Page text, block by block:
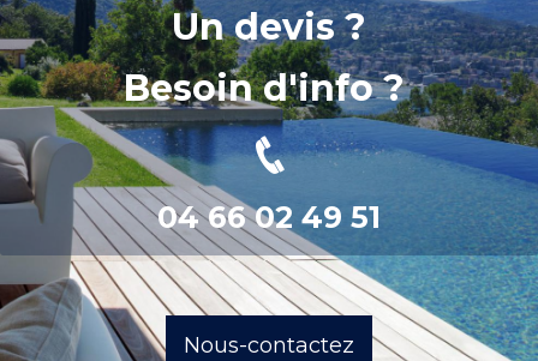
Un devis ?
Besoin d'info ?
04 66 02 49 51
Nous-contactez